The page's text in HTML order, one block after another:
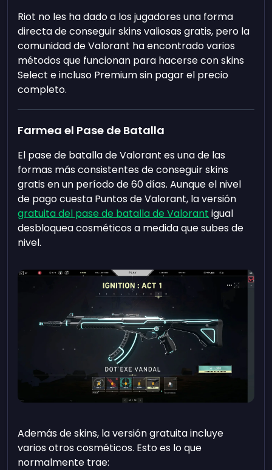
Riot no les ha dado a los jugadores una forma
directa de conseguir skins valiosas gratis, pero la
comunidad de Valorant ha encontrado varios
métodos que funcionan para hacerse con skins
Select e incluso Premium sin pagar el precio
completo.
Farmea el Pase de Batalla
El pase de batalla de Valorant es una de las
formas más consistentes de conseguir skins
gratis en un período de 60 días. Aunque el nivel
de pago cuesta Puntos de Valorant, la versión
gratuita del pase de batalla de Valorant igual
desbloquea cosméticos a medida que subes de
nivel.
Además de skins, la versión gratuita incluye
varios otros cosméticos. Esto es lo que
normalmente trae: